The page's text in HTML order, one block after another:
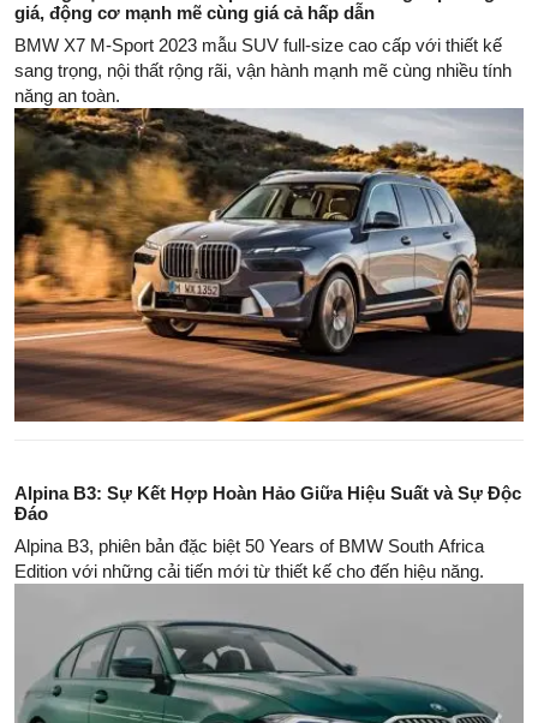
giá, động cơ mạnh mẽ cùng giá cả hấp dẫn
BMW X7 M-Sport 2023 mẫu SUV full-size cao cấp với thiết kế
sang trọng, nội thất rộng rãi, vận hành mạnh mẽ cùng nhiều tính
năng an toàn.
Alpina B3: Sự Kết Hợp Hoàn Hảo Giữa Hiệu Suất và Sự Độc
Đáo
Alpina B3, phiên bản đặc biệt 50 Years of BMW South Africa
Edition với những cải tiến mới từ thiết kế cho đến hiệu năng.